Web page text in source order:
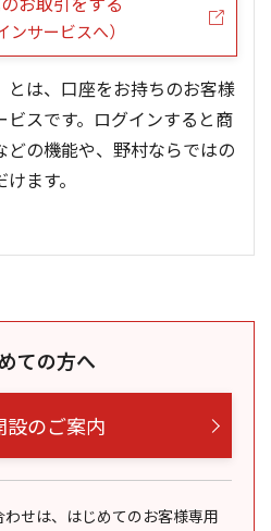
ンサービスへ）
とは、口座をお持ちのお客様
スです。ログインすると商
の機能や、野村ならではの
ます。
ての方へ
設のご案内
せは、はじめてのお客様専用